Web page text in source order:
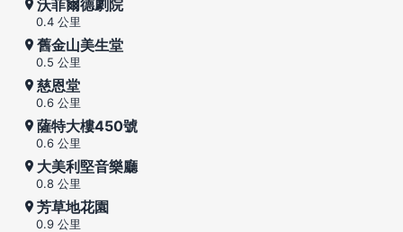
沃菲爾德劇院
0.4 公里
舊金山美生堂
0.5 公里
慈恩堂
0.6 公里
薩特大樓450號
0.6 公里
大美利堅音樂廳
0.8 公里
芳草地花園
0.9 公里